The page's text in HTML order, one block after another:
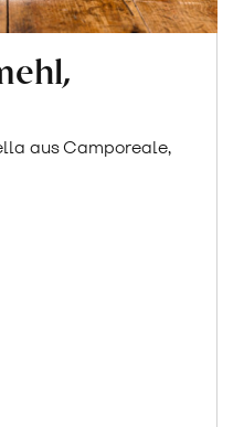
aus Camporeale,